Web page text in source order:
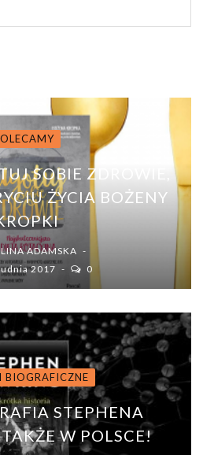
SOBIE ZDROWIE,
ŻYCIA BOŻENY
ADAMSKA
2017
0
BIOGRAFICZNE
STEPHENA
W POLSCE!